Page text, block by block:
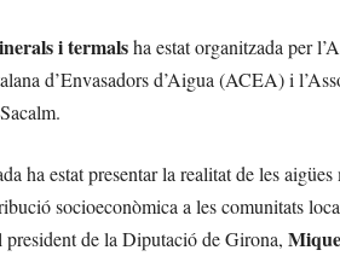
i termalsha estat organitzada per
d’Envasadors d’Aigua (ACEA) i
ha estat presentar la realitat de les
socioeconòmica a les comunitats
de la Diputació de Girona,